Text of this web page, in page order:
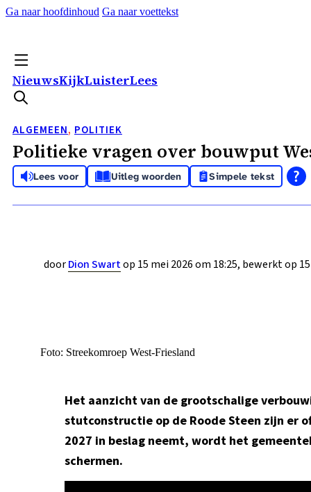
Ga naar hoofdinhoud Ga naar voettekst
NieuwsKijkLuisterLees
ALGEMEEN, POLITIEK
Politieke vragen over bouwput
Lees voor Uitleg woorden Simpele tekst
doorDion Swartop 15 mei 2026 om 18:25, bewerkt op
Foto: Streekomroep West-Friesland
Het aanzicht van de grootschalige
stutconstructie op de Roode Steen zijn er
2027 in beslag neemt, wordt het
schermen.